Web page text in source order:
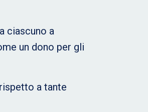
ciascuno a
un dono per gli
a tante